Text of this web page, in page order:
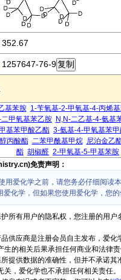
352.67
1257647-76-9
基苯胺 1-苄氧基-2-甲氧基-4-丙烯
甲氧基苯乙胺 N,N-二乙基-4-氨基
基苯甲酸乙酯 3-氨基-4-甲氧基苯
丙酸酯 二苯甲酰基甲烷 尼泊金乙
酯 胡椒醛 2-甲氧基-5-甲基苯胺
免责声明：
用爱化学之前，请您务必仔细阅读本
爱化学，但如果您使用爱化学，您
所有用户的隐私权，您注册的用
供应商是注册会员自主发布，爱
生的相关后果承担任何商业和法律责
提供数据的准确性，但并不承诺
关，爱化学也不承担任何相关责任。